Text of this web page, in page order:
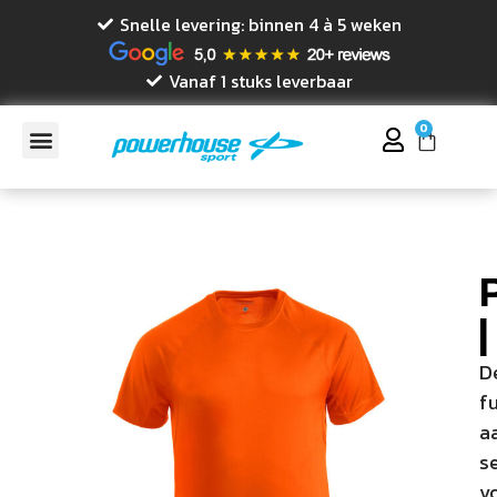
Snelle levering: binnen 4 à 5 weken
Vanaf 1 stuks leverbaar
0